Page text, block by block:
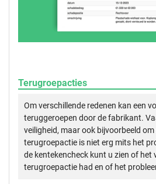
Terugroepacties
Om verschillende redenen kan een
teruggeroepen door de fabrikant.
veiligheid, maar ook bijvoorbeeld
terugroepactie is niet erg mits het
de kentekencheck kunt u zien of het
terugroepactie had en of het